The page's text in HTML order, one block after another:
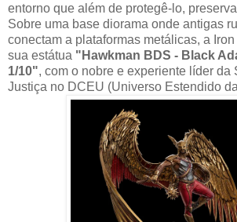
entorno que além de protegê-lo,
Sobre uma base diorama onde antigas
conectam a plataformas metálicas, a
sua estátua "Hawkman BDS - Black
1/10", com o nobre e experiente líder da
Justiça no DCEU (Universo Estendido